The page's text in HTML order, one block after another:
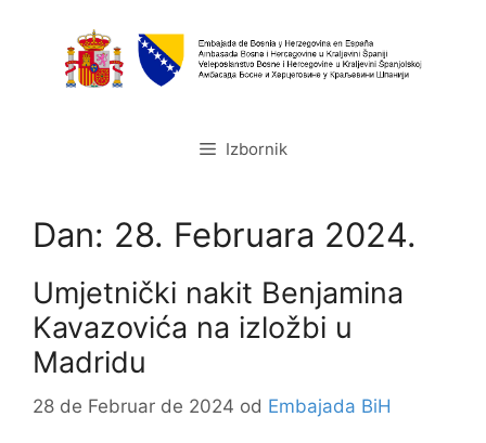
Izbornik
Dan: 28. Februara 2024.
Umjetnički nakit Benjamina
Kavazovića na izložbi u
Madridu
28 de Februar de 2024 od Embajada BiH